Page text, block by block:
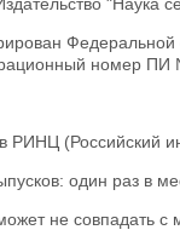
"Наука
номер
РИНЦ (Российский
один раз в
не совпадать с